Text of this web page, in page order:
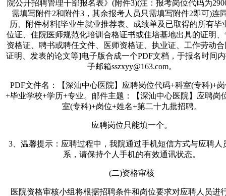
院公开招聘管理干部报名表》(附件3)(注：报考岗位代码为
需填写附件2和附件3，其余报考人员只需填写附件2即可)连
历、附件材料[毕业生就业推荐表、成绩单及已取得的所有毕
位证、住院医师规范化培训合格证书或住培基地出具的证明
资格证、聘书或聘任文件、医师资格证、执业证、工作劳动
证明、发表的论文等]电子版合成一个PDF文档，于报名时间
子邮箱sszxyy@163.com。
PDF文件名：【深汕中心医院】应聘岗位代码+科室(专科)+
+毕业学校+学历+专业。邮件主题：【深汕中心医院】应聘岗
室(专科)+岗位+姓名+第二十九批招聘。
应聘岗位只能填一个。
3、温馨提示：应聘过程中，我院通过手机短信方式与应聘人
系，请保持个人手机的有效通讯状态。
(二)资格审核
医院资格审核小组将根据招聘条件和岗位要求对应聘人员进